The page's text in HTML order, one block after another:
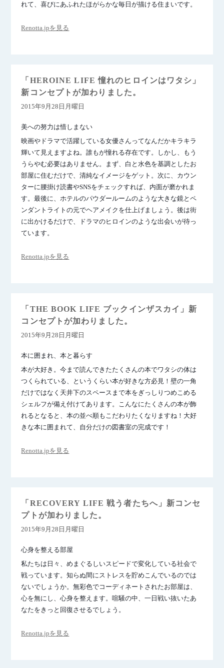
れて、喜びにあふれたほがらかな毎日が描ける住まいです。
Renotta.jpを見る
「HEROINE LIFE 憧れのヒロインはワタシ」
新コンセプトが加わりました。
2015年9月28日月曜日
美への努力は惜しまない
映画やドラマで活躍している女優さんってなんだかキラキラ
輝いて見えますよね。誰もが憧れる存在です。しかし、もう
うらやむ必要はありません。まず、白と水色を基調としたお
部屋に住むだけで、清純なイメージをゲット。次に、カウン
ターに腰掛け読書やSNSをチェックすれば、内面が磨かれま
す。最後に、ホテルのパウダールームのような大きな鏡とペ
ンダントライトの元でヘアメイクを仕上げましょう。後は街
に出かけるだけで、ドラマのヒロインのような出会いが待っ
ています。
Renotta.jpを見る
「THE BOOK LIFE ブックインザスカイ」新
コンセプトが加わりました。
2015年9月28日月曜日
本に囲まれ、本と暮らす
本が大好き。今まで読んできたたくさんの本でワタシの体は
つくられている、というくらい本が好きな方必見！壁の一角
だけではなく天井下のスペースまで本をぎっしりつめこめる
シェルフが備え付けてあります。こんなにたくさんの本が飾
れるとなると、本の並べ順もこだわりたくなりますね！大好
きな本に囲まれて、自分だけの図書室の完成です！
Renotta.jpを見る
「RECOVERY LIFE 戦う者たちへ」新コンセ
プトが加わりました。
2015年9月28日月曜日
心身を整える部屋
私たちは日々、めまぐるしいスピードで変化している社会で
戦っています。知らぬ間にストレスを貯めこんでいるのでは
ないでしょうか。無彩色でコーディネートされたお部屋は、
心を無にし、心身を整えます。喧騒の中、一日戦い抜いたあ
なたをきっと回復させるでしょう。
Renotta.jpを見る